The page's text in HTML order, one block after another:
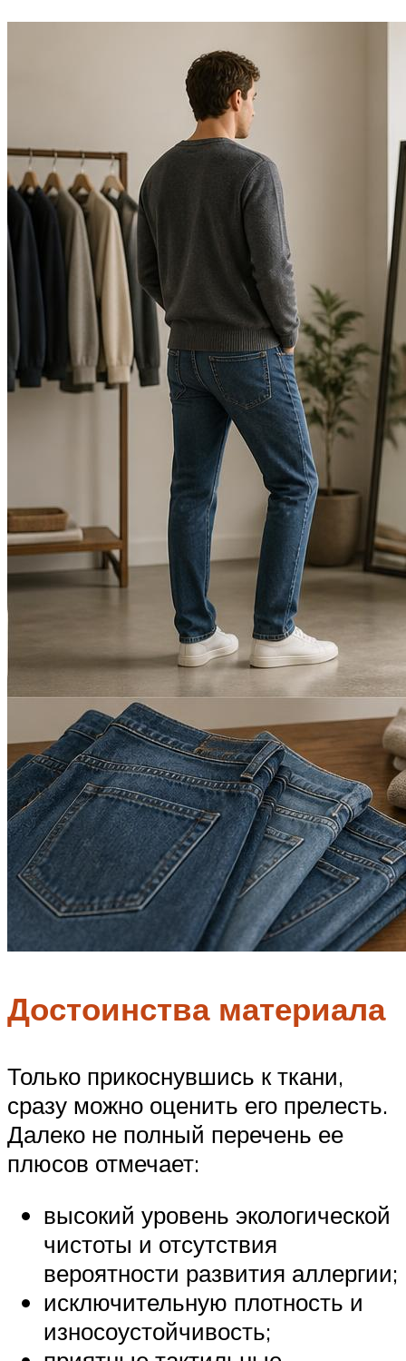
Достоинства материала
Только прикоснувшись к ткани,
сразу можно оценить его прелесть.
Далеко не полный перечень ее
плюсов отмечает:
высокий уровень экологической
чистоты и отсутствия
вероятности развития аллергии;
исключительную плотность и
износоустойчивость;